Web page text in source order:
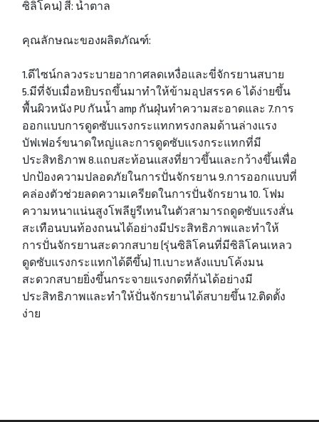
ซิลิโคน) สี: น้ำตาล
คุณลักษณะของผลิตภัณฑ์:
1.ดีไซน์กลวงระบายอากาศลดเหงื่อและขี่จักรยานสบาย
5.มีที่จับเมื่อหยิบรถขึ้นมาทำให้ข้ามอุปสรรค 6 ได้ง่ายขึ้น
พื้นผิวหนัง PU กันน้ำ amp กันฝุ่นทำความสะอาดและ 7.การ
ออกแบบการดูดซับแรงกระแทกทรงกลมด้านล่างแรง
บัฟเฟอร์ขนาดใหญ่และการดูดซับแรงกระแทกที่มี
ประสิทธิภาพ 8.แถบสะท้อนแสงที่ยาวขึ้นและกว้างขึ้นเพื่อ
ปกป้องความปลอดภัยในการปั่นจักรยาน 9.การออกแบบที่
คล่องตัวช่วยลดความเครียดในการปั่นจักรยาน 10. โฟม
ความหนาแน่นสูงโพลียูรีเทนในตัวสามารถดูดซับแรงสั่น
สะเทือนบนท้องถนนได้อย่างมีประสิทธิภาพและทำให้
การปั่นจักรยานสะดวกสบาย (รุ่นซิลิโคนที่มีซิลิโคนเหลว
ดูดซับแรงกระแทกได้ดีขึ้น) 11.เบาะหลังแบบโค้งมน
สะดวกสบายยิ่งขึ้นกระจายแรงกดที่ก้นได้อย่างมี
ประสิทธิภาพและทำให้ปั่นจักรยานได้สบายขึ้น 12.ติดตั้ง
ง่าย